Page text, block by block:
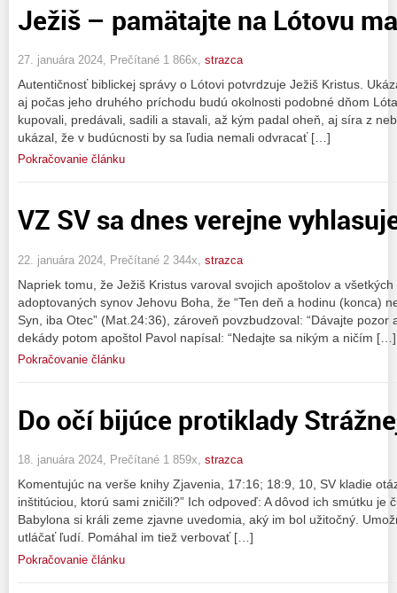
Ježiš – pamätajte na Lótovu
27. januára 2024, Prečítané 1 866x, strazca
Autentičnosť biblickej správy o Lótovi potvrdzuje Ježiš Kristus.
aj počas jeho druhého príchodu budú okolnosti podobné dňom
kupovali, predávali, sadili a stavali, až kým padal oheň, aj síra z
ukázal, že v budúcnosti by sa ľudia nemali odvracať […]
Pokračovanie článku
VZ SV sa dnes verejne
22. januára 2024, Prečítané 2 344x, strazca
Napriek tomu, že Ježiš Kristus varoval svojich apoštolov a
adoptovaných synov Jehovu Boha, že “Ten deň a hodinu (konca)
Syn, iba Otec” (Mat.24:36), zároveň povzbudzoval: “Dávajte pozor
dekády potom apoštol Pavol napísal: “Nedajte sa nikým a ničím […]
Pokračovanie článku
Do očí bijúce protiklady
18. januára 2024, Prečítané 1 859x, strazca
Komentujúc na verše knihy Zjavenia, 17:16; 18:9, 10, SV kladie
inštitúciou, ktorú sami zničili?” Ich odpoveď: A dôvod ich smútku je
Babylona si králi zeme zjavne uvedomia, aký im bol užitočný.
utláčať ľudí. Pomáhal im tiež verbovať […]
Pokračovanie článku